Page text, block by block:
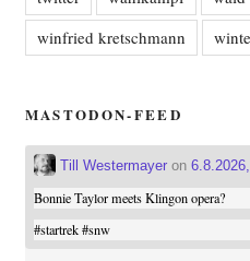
winfried kretschmann
MASTODON-FEED
Till Westermayeron
Bonnie Taylor meets Klingon opera?
#startrek #snw